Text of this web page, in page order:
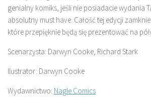
genialny komiks, jeśli nie posiadacie wydania
absolutny must have. Całość tej edycji
które przepięknie będą się prezentować na
Scenarzysta: Darwyn Cooke, Richard Stark
Ilustrator: Darwyn Cooke
Wydawnictwo: Nagle Comics